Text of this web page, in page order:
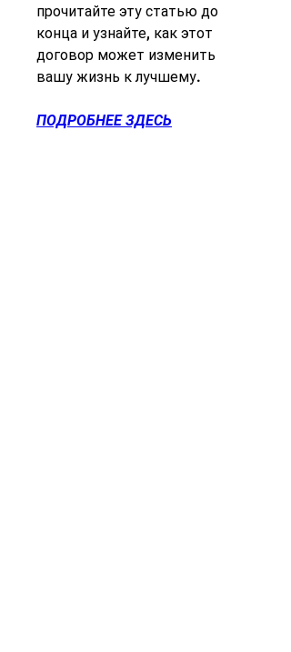
прочитайте эту статью до
конца и узнайте, как этот
договор может изменить
вашу жизнь к лучшему.
ПОДРОБНЕЕ ЗДЕСЬ